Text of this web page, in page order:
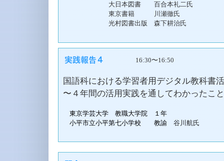
大日本図書 百合本礼二氏
東京書籍 川瀬徹氏
光村図書出版 森下耕治氏
16:30〜16:50
国語科における学習者用デジタル教科書
〜４年間の活用実践を通してわかったこ
東京学芸大学 教職大学院 １年
小平市立小平第七小学校 教諭谷川航氏